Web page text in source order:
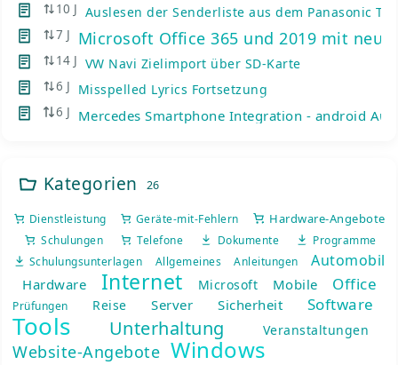
10 J Auslesen der Senderliste aus dem Panasonic TV
7 J Microsoft Office 365 und 2019 mit
14 J VW Navi Zielimport über SD-Karte
6 J Misspelled Lyrics Fortsetzung
6 J Mercedes Smartphone Integration - android
Kategorien 26
Dienstleistung Geräte-mit-Fehlern Hardware-Angebote
Schulungen Telefone Dokumente
Programme
Schulungsunterlagen
Allgemeines Anleitungen Automobil
Hardware Internet Microsoft Mobile Office
Prüfungen Reise Server Sicherheit Software
Tools Unterhaltung Veranstaltungen
Website-Angebote Windows